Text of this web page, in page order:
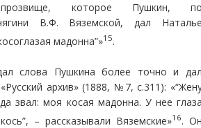
прозвище, которое Пушкин,
В.Ф. Вяземской, дал
мадонна”»15.
слова Пушкина более точно и
архив» (1888, №7, с.311):
звал: моя косая мадонна. У нее
– рассказывали Вяземские»16.